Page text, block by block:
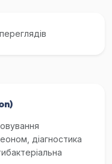
переглядів
діагностика